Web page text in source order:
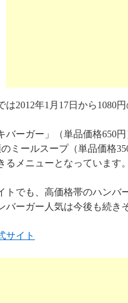
は2012年1月17日から1080
バーガー」（単品価格650
ミールスープ（単品価格
るメニューとなっています。
トでも、高価格帯のハンバ
バーガー人気は今後も続き
サイト